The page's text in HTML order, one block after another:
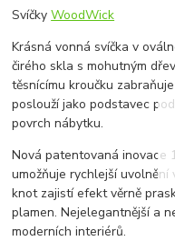
SvíčkyWoodWick
Krásná vonná svíčka v
čirého skla s mohutným
těsnícímu kroučku
poslouží jako podstavec
povrch nábytku.
Nová patentovaná inovace
umožňuje rychlejší
knot zajistí efekt věrně
plamen. Nejelegantnější a
moderních interiérů.